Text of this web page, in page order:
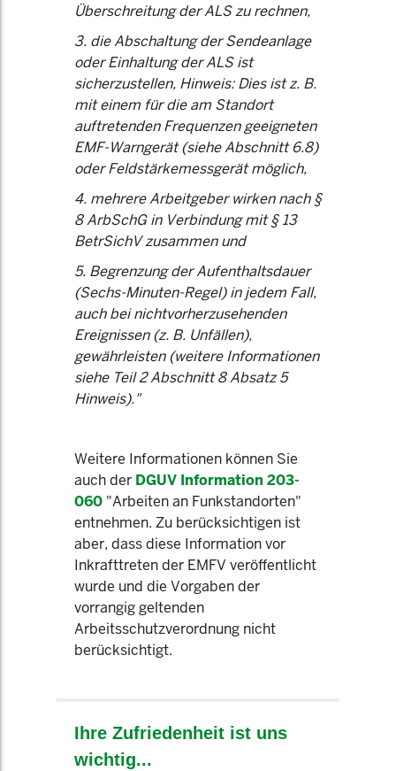
Überschreitung der ALS zu rechnen,
3. die Abschaltung der Sendeanlage
oder Einhaltung der ALS ist
sicherzustellen, Hinweis: Dies ist z. B.
mit einem für die am Standort
auftretenden Frequenzen geeigneten
EMF-Warngerät (siehe Abschnitt 6.8)
oder Feldstärkemessgerät möglich,
4. mehrere Arbeitgeber wirken nach §
8 ArbSchG in Verbindung mit § 13
BetrSichV zusammen und
5. Begrenzung der Aufenthaltsdauer
(Sechs-Minuten-Regel) in jedem Fall,
auch bei nichtvorherzusehenden
Ereignissen (z. B. Unfällen),
gewährleisten (weitere Informationen
siehe Teil 2 Abschnitt 8 Absatz 5
Hinweis)."
Weitere Informationen können Sie
auch der DGUV Information 203-
060 "Arbeiten an Funkstandorten"
entnehmen. Zu berücksichtigen ist
aber, dass diese Information vor
Inkrafttreten der EMFV veröffentlicht
wurde und die Vorgaben der
vorrangig geltenden
Arbeitsschutzverordnung nicht
berücksichtigt.